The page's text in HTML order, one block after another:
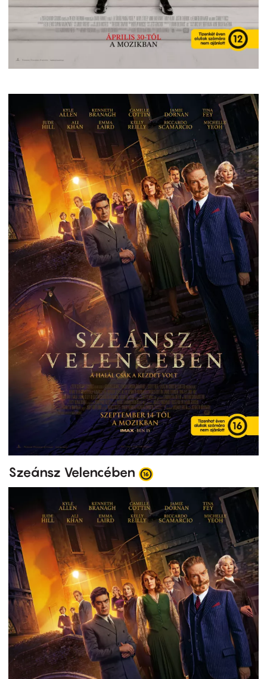
Szeánsz Velencében